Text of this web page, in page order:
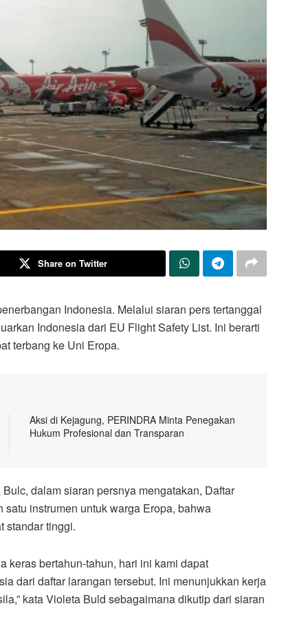
Share on Twitter
Indonesia. Melalui siaran pers tertanggal
Indonesia dari EU Flight Safety List. Ini berarti
terbang ke Uni Eropa.
Aksi di Kejagung, PERINDRA Minta Penegakan
Hukum Profesional dan Transparan
dalam siaran persnya mengatakan, Daftar
instrumen untuk warga Eropa, bahwa
standar tinggi.
keras bertahun-tahun, hari ini kami dapat
dari daftar larangan tersebut. Ini menunjukkan kerja
kata Violeta Buld sebagaimana dikutip dari siaran